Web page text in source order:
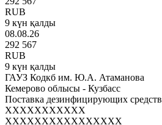
RUB
9 күн қалды
08.08.26
292 567
RUB
9 күн қалды
ГАУЗ Кодкб им. Ю.А. Атаманова
Кемерово облысы - Кузбасс
Поставка дезинфицирующих средств
XXXXXXXXXXX
XXXXXXXXXXXXXXXX